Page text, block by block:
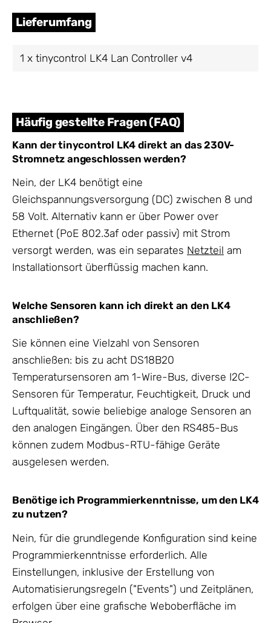
Lieferumfang
1 x tinycontrol LK4 Lan Controller v4
Häufig gestellte Fragen (FAQ)
Kann der tinycontrol LK4 direkt an das 230V-
Stromnetz angeschlossen werden?
Nein, der LK4 benötigt eine
Gleichspannungsversorgung (DC) zwischen 8 und
58 Volt. Alternativ kann er über Power over
Ethernet (PoE 802.3af oder passiv) mit Strom
versorgt werden, was ein separates Netzteil am
Installationsort überflüssig machen kann.
Welche Sensoren kann ich direkt an den LK4
anschließen?
Sie können eine Vielzahl von Sensoren
anschließen: bis zu acht DS18B20
Temperatursensoren am 1-Wire-Bus, diverse I2C-
Sensoren für Temperatur, Feuchtigkeit, Druck und
Luftqualität, sowie beliebige analoge Sensoren an
den analogen Eingängen. Über den RS485-Bus
können zudem Modbus-RTU-fähige Geräte
ausgelesen werden.
Benötige ich Programmierkenntnisse, um den LK4
zu nutzen?
Nein, für die grundlegende Konfiguration sind keine
Programmierkenntnisse erforderlich. Alle
Einstellungen, inklusive der Erstellung von
Automatisierungsregeln ("Events") und Zeitplänen,
erfolgen über eine grafische Weboberfläche im